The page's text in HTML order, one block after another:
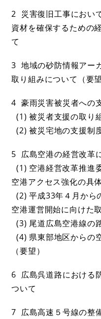
2 災害復旧工事におい
資材を確保するための
て
3 地域の砂防情報アー
取り組みについて（要
4 豪雨災害被災者への
(1) 被災者支援の取り
(2) 被災宅地の支援制
5 広島空港の経営改革
(1) 空港経営改革推進
空港アクセス強化の具
(2) 平成33年４月から
空港運営開始に向けた
(3) 尾道広島空港線の
(4) 県東部地区からの
（要望）
6 広島呉道路における
ついて
7 広島高速５号線の整